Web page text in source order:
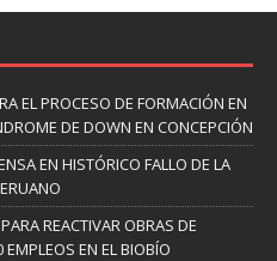
EL PROCESO DE FORMACIÓN EN
DE DOWN EN CONCEPCIÓN
EN HISTÓRICO FALLO DE LA
REACTIVAR OBRAS DE
EMPLEOS EN EL BIOBÍO